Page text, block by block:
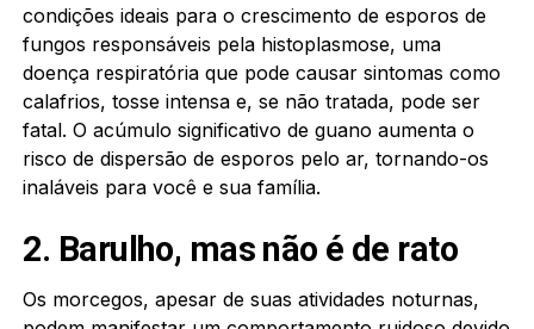
condições ideais para o crescimento de esporos de
fungos responsáveis ​​pela histoplasmose, uma
doença respiratória que pode causar sintomas como
calafrios, tosse intensa e, se não tratada, pode ser
fatal. O acúmulo significativo de guano aumenta o
risco de dispersão de esporos pelo ar, tornando-os
inaláveis ​​para você e sua família.
2. Barulho, mas não é de rato
Os morcegos, apesar de suas atividades noturnas,